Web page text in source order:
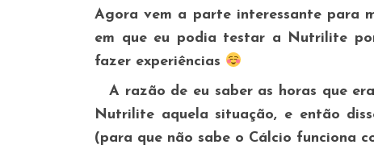
Agora vem a parte interessante para
em que eu podia testar a Nutrilite
fazer experiências
A razão de eu saber as horas que
Nutrilite aquela situação, e então
(para que não sabe o Cálcio funciona